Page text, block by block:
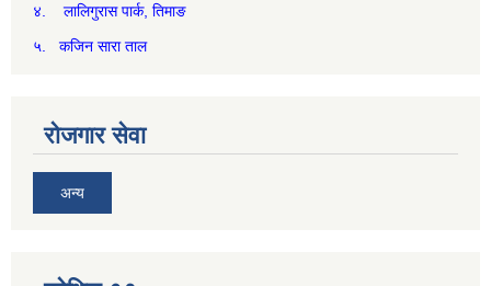
४. लालिगुरास पार्क, तिमाङ
५. कजिन सारा ताल
रोजगार सेवा
अन्य